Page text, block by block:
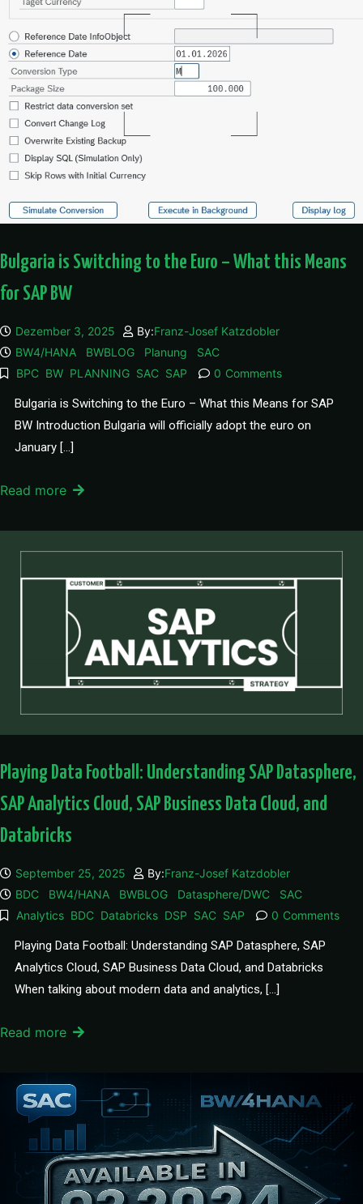
Bulgaria is Switching to the Euro – What this Means
for SAP BW
Dezember 3, 2025 By:Franz-Josef Katzdobler
BW4/HANA
BWBLOG Planung
SAC
BPC BW PLANNING SAC SAP 0 Comments
Bulgaria is Switching to the Euro – What this Means for SAP
BW Introduction Bulgaria will officially adopt the euro on
January […]
Read more
Playing Data Football: Understanding SAP Datasphere,
SAP Analytics Cloud, SAP Business Data Cloud, and
Databricks
September 25, 2025 By:Franz-Josef Katzdobler
BDC
BW4/HANA BWBLOG Datasphere/DWC
SAC
Analytics BDC Databricks DSP SAC SAP 0 Comments
Playing Data Football: Understanding SAP Datasphere, SAP
Analytics Cloud, SAP Business Data Cloud, and Databricks
When talking about modern data and analytics, […]
Read more